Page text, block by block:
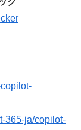
365-ja/copilot-